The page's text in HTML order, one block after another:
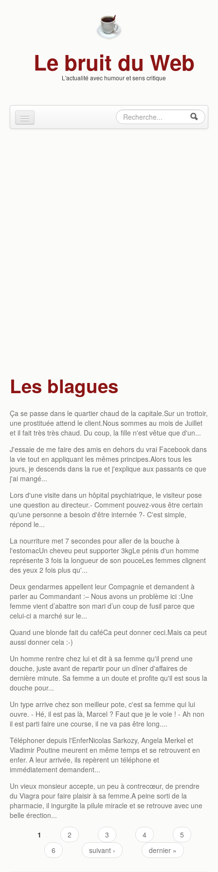
Le bruit du Web
L'actualité avec humour et sens critique
Formulaire
Rechercher
Les blagues
Ça se passe dans le quartier chaud de la capitale.Sur un trottoir,
une prostituée attend le client.Nous sommes au mois de Juillet
et il fait très très chaud. Du coup, la fille n'est vêtue que d'un...
J'essaie de me faire des amis en dehors du vrai Facebook dans
la vie tout en appliquant les mêmes principes.Alors tous les
jours, je descends dans la rue et j'explique aux passants ce que
j'ai mangé...
Lors d'une visite dans un hôpital psychiatrique, le visiteur pose
une question au directeur.- Comment pouvez-vous être certain
qu'une personne a besoin d'être internée ?- C'est simple,
répond le...
La nourriture met 7 secondes pour aller de la bouche à
l'estomacUn cheveu peut supporter 3kgLe pénis d'un homme
représente 3 fois la longueur de son pouceLes femmes clignent
des yeux 2 fois plus qu'...
Deux gendarmes appellent leur Compagnie et demandent à
parler au Commandant :– Nous avons un problème ici :Une
femme vient d’abattre son mari d’un coup de fusil parce que
celui-ci a marché sur le...
Quand une blonde fait du caféCa peut donner ceci.Mais ca peut
aussi donner cela :-)
Un homme rentre chez lui et dit à sa femme qu'il prend une
douche, juste avant de repartir pour un dîner d'affaires de
dernière minute. Sa femme a un doute et profite qu'il est sous la
douche pour...
Un type arrive chez son meilleur pote, c'est sa femme qui lui
ouvre. - Hé, il est pas là, Marcel ? Faut que je le voie ! - Ah non
il est parti faire une course, il ne va pas être long....
Téléphoner depuis l'EnferNicolas Sarkozy, Angela Merkel et
Vladimir Poutine meurent en même temps et se retrouvent en
enfer. A leur arrivée, ils repèrent un téléphone et
immédiatement demandent...
Un vieux monsieur accepte, un peu à contrecœur, de prendre
du Viagra pour faire plaisir à sa femme.A peine sorti de la
pharmacie, il ingurgite la pilule miracle et se retrouve avec une
belle érection...
Pages
1 2 3 4
5
6
suivant › dernier »